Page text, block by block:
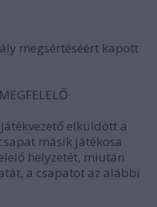
megsértéséért kapott
elküldött a
másik játékosa
helyzetét, miután
a csapatot az alábbi